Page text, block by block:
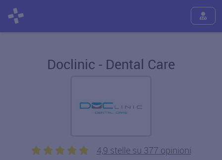
Doclinic - Dental Care
4,9 stelle su 377 opinioni